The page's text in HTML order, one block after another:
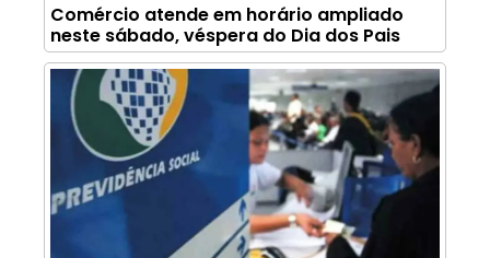
Comércio atende em horário ampliado
neste sábado, véspera do Dia dos Pais